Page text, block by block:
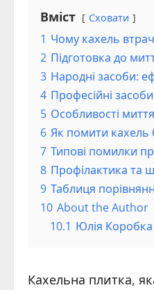
Вміст Сховати
1 Чому кахель
2 Підготовка до
3 Народні засоби:
4 Професійні
5 Особливості
6 Як помити кахель
7 Типові помилки
8 Профілактика та
9 Таблиця
10 About the Author
10.1 Юлія Коробка
Кахельна плитка,